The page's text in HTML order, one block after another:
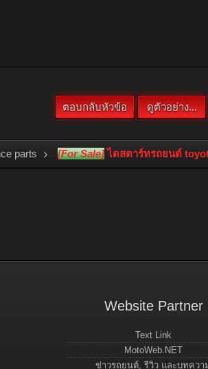
parts [For Sale]ไดสตาร์ทรถยนต์
Website Partner
Text Link
MotoWeb.NET
ข่าวรถยนต์, รีวิว และบทควา